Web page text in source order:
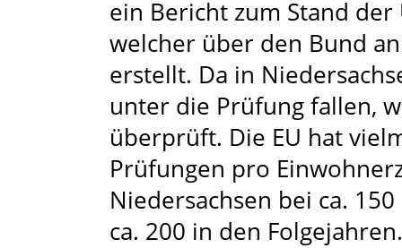
ein Bericht zum Stand
welcher über den Bund
erstellt. Da in
unter die Prüfung fallen,
überprüft. Die EU hat
Prüfungen pro
Niedersachsen bei ca.
ca. 200 in den Folgejahren.